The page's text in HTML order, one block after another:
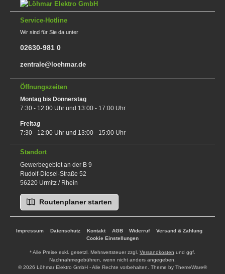
Service-Hotline
Wir sind für Sie da unter
02630-981 0
zentrale@loehmar.de
Öffnungszeiten
Montag bis Donnerstag
7:30 - 12:00 Uhr und 13:00 - 17:00 Uhr
Freitag
7:30 - 12:00 Uhr und 13:00 - 15:00 Uhr
Standort
Gewerbegebiet an der B 9
Rudolf-Diesel-Straße 52
56220 Urmitz / Rhein
Routenplaner starten
Impressum Datenschutz Kontakt AGB Widerruf
Versand & Zahlung
Cookie Einstellungen
* Alle Preise exkl. gesetzl. Mehrwertsteuer zzgl. Versandkosten und ggf.
Nachnahmegebühren, wenn nicht anders angegeben.
© 2026 Löhmar Elektro GmbH - Alle Rechte vorbehalten. Theme by ThemeWare®